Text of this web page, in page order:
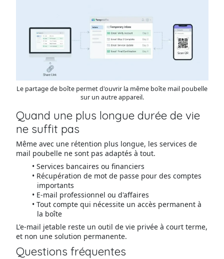
Le partage de boîte permet d'ouvrir la même boîte mail poubelle
sur un autre appareil.
Quand une plus longue durée de vie
ne suffit pas
Même avec une rétention plus longue, les services de
mail poubelle ne sont pas adaptés à tout.
Services bancaires ou financiers
Récupération de mot de passe pour des comptes
importants
E-mail professionnel ou d'affaires
Tout compte qui nécessite un accès permanent à
la boîte
L'e-mail jetable reste un outil de vie privée à court terme,
et non une solution permanente.
Questions fréquentes